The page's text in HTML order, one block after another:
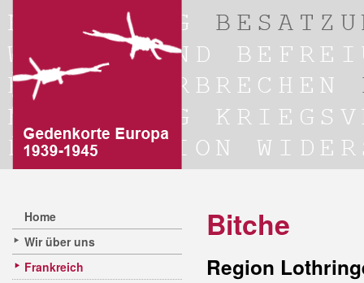
Home
Wir über uns
Frankreich
Bitche
Region